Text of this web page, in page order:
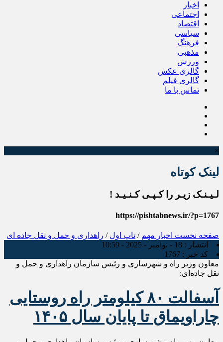
اخبار
اجتماعی
اقتصاد
سیاسی
فرهنگ
مذهبی
ورزش
گالری عکس
گالری فیلم
تماس با ما
×
لینک کوتاه
لـیـنـک زیـر را کـپـی کـنـیـد !
https://pishtabnews.ir/?p=1767
صفحه نخست اخبار مهم / تاپ اول / راهداری و حمل و نقل جاده ای
انتشار : 18 - نوامبر - 2025 - 10:59
کد خبر : 1767
معاون وزیر راه و شهرسازی و رئیس سازمان راهداری و حمل و
نقل جاده‌ای:
آسفالت ۸۰ کیلومتر راه روستایی
چاراویماق تا پایان سال ۱۴۰۵